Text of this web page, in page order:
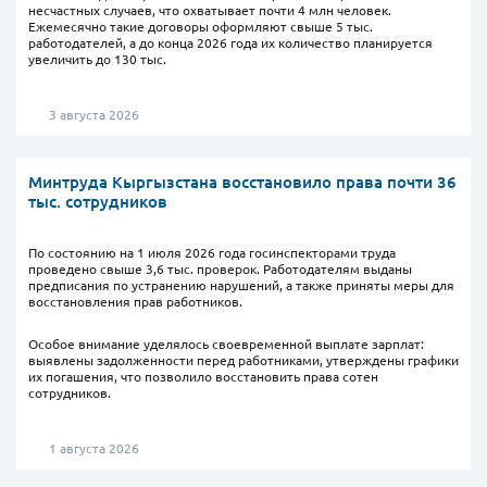
несчастных случаев, что охватывает почти 4 млн человек.
Ежемесячно такие договоры оформляют свыше 5 тыс.
работодателей, а до конца 2026 года их количество планируется
увеличить до 130 тыс.
3 августа 2026
Минтруда Кыргызстана восстановило права почти 36
тыс. сотрудников
По состоянию на 1 июля 2026 года госинспекторами труда
проведено свыше 3,6 тыс. проверок. Работодателям выданы
предписания по устранению нарушений, а также приняты меры для
восстановления прав работников.
Особое внимание уделялось своевременной выплате зарплат:
выявлены задолженности перед работниками, утверждены графики
их погашения, что позволило восстановить права сотен
сотрудников.
1 августа 2026